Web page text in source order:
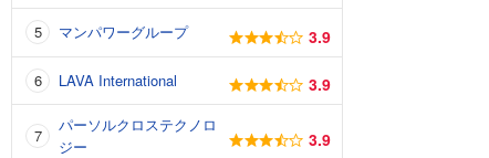
マンパワーグループ 3.9
LAVA International 3.9
パーソルクロステクノロ
ジー
3.9